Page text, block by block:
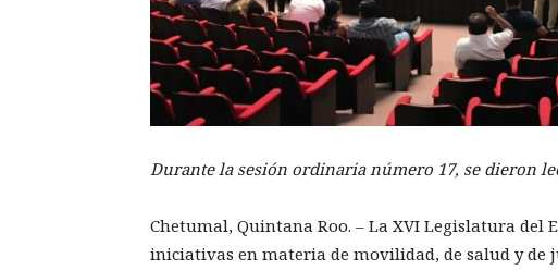
Durante la sesión ordinaria número 17, se dieron
Chetumal, Quintana Roo. – La XVI Legislatura del
iniciativas en materia de movilidad, de salud y de